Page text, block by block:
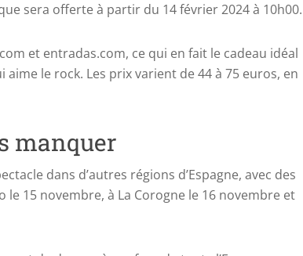
sera offerte à partir du 14 février 2024 à 10h00.
et entradas.com, ce qui en fait le cadeau idéal
le rock. Les prix varient de 44 à 75 euros, en
manquer
dans d’autres régions d’Espagne, avec des
15 novembre, à La Corogne le 16 novembre et